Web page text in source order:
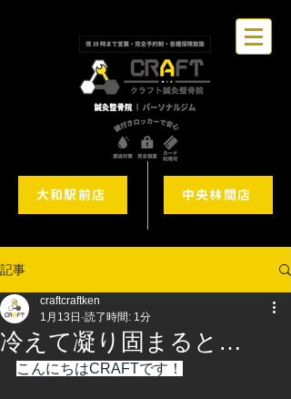
大和駅前店 中央林間店
記事
冷えて凝り固まると…
craftcraftken
1月13日 読了時間: 1分
こんにちはCRAFTです！